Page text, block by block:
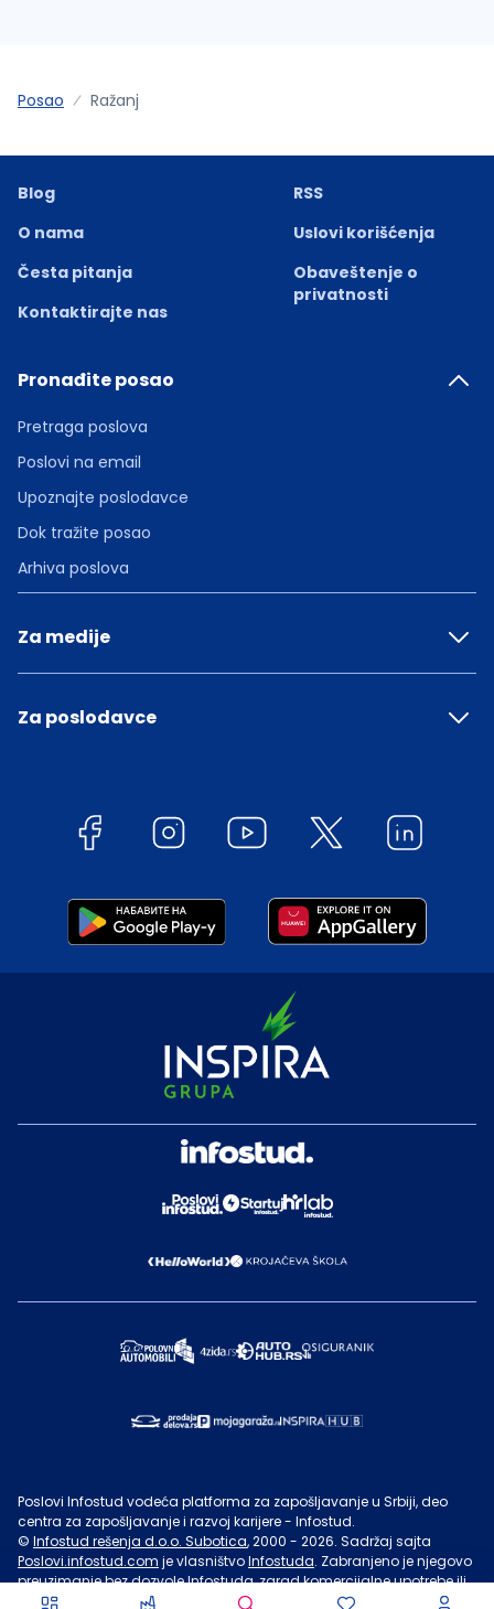
Posao Ražanj
Blog
O nama
Česta pitanja
Kontaktirajte nas
RSS
Uslovi korišćenja
Obaveštenje o
privatnosti
Pronađite posao
Pretraga poslova
Poslovi na email
Upoznajte poslodavce
Dok tražite posao
Arhiva poslova
Za medije
Za poslodavce
Poslovi Infostud vodeća platforma za zapošljavanje u Srbiji, deo
centra za zapošljavanje i razvoj karijere - Infostud.
© Infostud rešenja d.o.o. Subotica, 2000 - 2026. Sadržaj sajta
Poslovi.infostud.com je vlasništvoInfostuda. Zabranjeno je njegovo
preuzimanje bez dozvoleInfostuda, zarad komercijalne upotrebe ili
u druge svrhe, osim za lične potrebe posetilaca sajta.